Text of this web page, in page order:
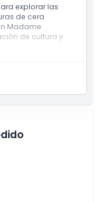
explorar las
de cera
Madame
de cultura y
y diversión con
de
Singapur.